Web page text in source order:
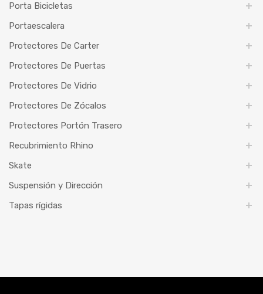
Porta Bicicletas
Portaescalera
Protectores De Carter
Protectores De Puertas
Protectores De Vidrio
Protectores De Zócalos
Protectores Portón Trasero
Recubrimiento Rhino
Skate
Suspensión y Dirección
Tapas rígidas